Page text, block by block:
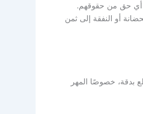
أي حق من حقوقهم.
أو النفقة إلى ثمن
بدقة، خصوصًا المهر